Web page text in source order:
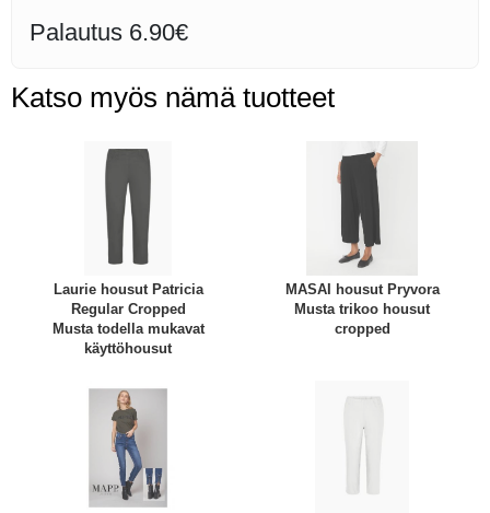
Palautus 6.90€
Katso myös nämä tuotteet
Laurie housut Patricia
Regular Cropped
Musta todella mukavat
käyttöhousut
MASAI housut Pryvora
Musta trikoo housut
cropped